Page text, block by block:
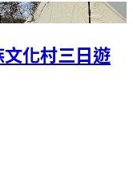
化村三日遊